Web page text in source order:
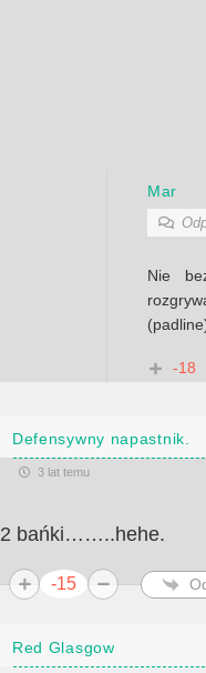
Mar
Nie
-18
Defensywny napastnik.
3 lat temu
2 bańki……..hehe.
-15
Red Glasgow